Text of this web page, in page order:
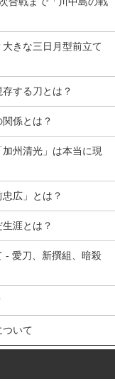
大きな三日月型前立て
する刀とは？
係とは？
州清光」は本当に現
広」とは？
涯とは？
- 愛刀、新撰組、暗殺
ついて